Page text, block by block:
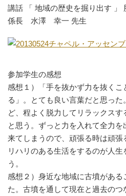
講話 「 地域の歴史を掘り出す 」
係長 水澤 幸一 先生
参加学生の感想
感想１）「手を抜かず力を抜く
る」。とても良い言葉だと思っ
ど、程よく脱力してリラックス
と思う。ずっと力を入れて全力
来てしまうので、頑張る時は頑張
リハリのある生活をするのが人
う。
感想２）身近な地域に古墳がある
た。古墳を通して現在と過去の